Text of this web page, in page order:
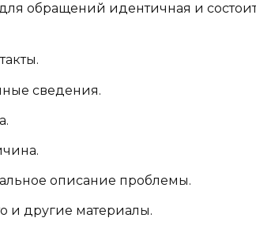
обращений идентичная и
сведения.
описание проблемы.
и другие материалы.